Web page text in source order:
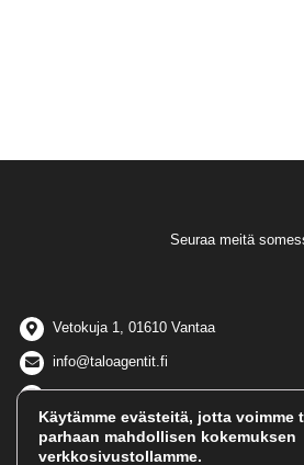
Seuraa meitä
Vetokuja 1, 01610 Vantaa
info@taloagentit.fi
040 660 9875
Käytämme evästeitä, jotta voimme
parhaan mahdollisen kokemuksen
verkkosivustollamme.